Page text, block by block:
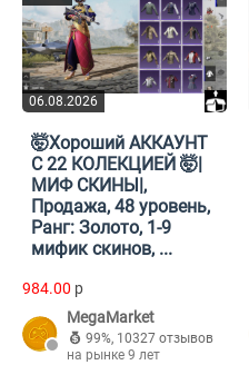
06.08.2026
🤯Хороший АККАУНТ
С 22 КОЛЕКЦИЕЙ 🤯|
МИФ СКИНЫ|,
Продажа, 48 уровень,
Ранг: Золото, 1-9
мифик скинов, ...
984.00 p
MegaMarket
99%, 10327 отзывов
на рынке 9 лет